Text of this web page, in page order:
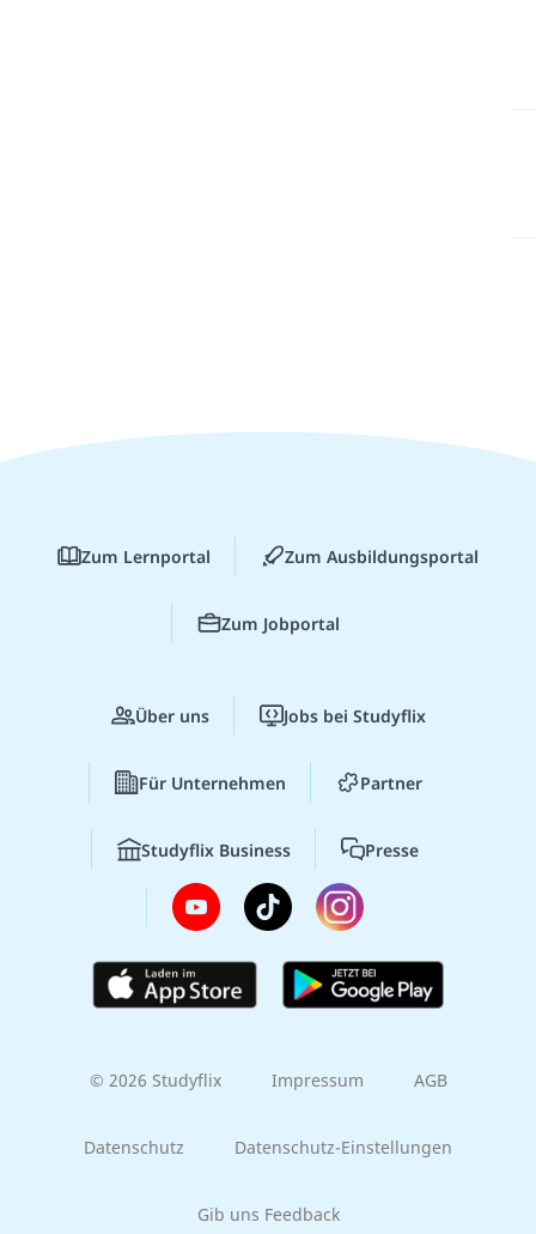
Zum Lernportal Zum Ausbildungsportal
Zum Jobportal
Über uns Jobs bei Studyflix
Für Unternehmen Partner
Studyflix Business Presse
© 2026 Studyflix Impressum AGB
Datenschutz Datenschutz-Einstellungen
Gib uns Feedback